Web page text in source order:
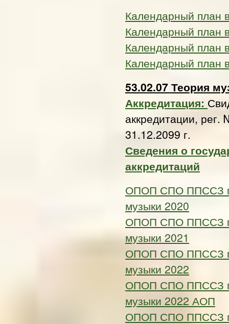
Календарный план
Календарный план
Календарный план
Календарный план
53.02.07 Теория
Аккредитация:
аккредитации,
31.12.2099 г.
Сведения о
аккредитаций
ОПОП СПО ППССЗ
музыки 2020
ОПОП СПО ППССЗ
музыки 2021
ОПОП СПО ППССЗ
музыки 2022
ОПОП СПО ППССЗ
музыки 2022 АОП
ОПОП СПО ППССЗ